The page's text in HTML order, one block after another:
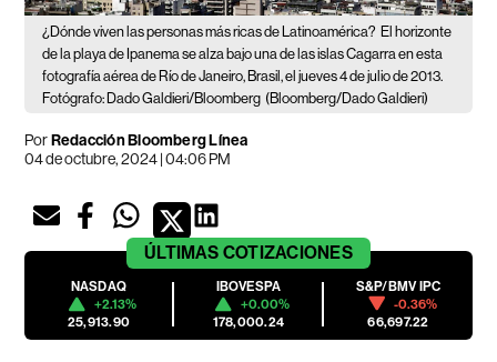
¿Dónde viven las personas más ricas de Latinoamérica? El horizonte
de la playa de Ipanema se alza bajo una de las islas Cagarra en esta
fotografía aérea de Río de Janeiro, Brasil, el jueves 4 de julio de 2013.
Fotógrafo: Dado Galdieri/Bloomberg (Bloomberg/Dado Galdieri)
PorRedacción Bloomberg Línea
04 de octubre, 2024 | 04:06 PM
ÚLTIMAS COTIZACIONES
NASDAQ
+2.13%
25,913.90
IBOVESPA
+0.00%
178,000.24
S&P/BMV IPC
-0.36%
66,697.22